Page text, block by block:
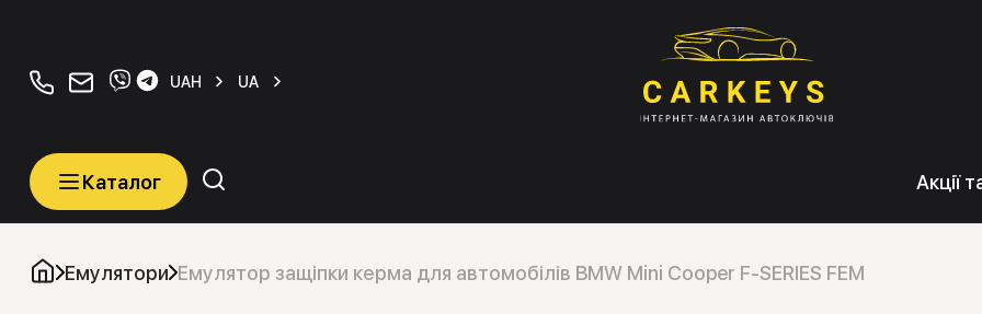
+380934077070
orders@carkeys.com.ua
UAH UA
Каталог
Каталог Акції
Емулятори Емулятор защіпки керма для автомобілів BMW Mini Cooper F-SERIES FEM